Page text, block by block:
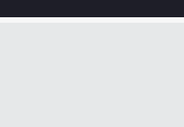
tu cesta está